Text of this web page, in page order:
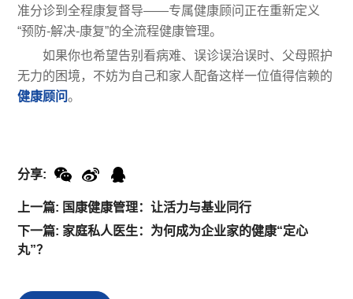
准分诊到全程康复督导——专属健康顾问正在重新定义
“预防-解决-康复”的全流程健康管理。
如果你也希望告别看病难、误诊误治误时、父母照护
无力的困境，不妨为自己和家人配备这样一位值得信赖的
健康顾问。
上一篇: 国康健康管理：让活力与基业同行
下一篇: 家庭私人医生：为何成为企业家的健康“定心
丸”？
分享: